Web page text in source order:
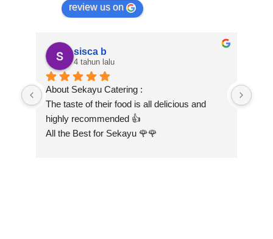
review us on
sisca b
4 tahun lalu
About Sekayu Catering :
The taste of their food is all delicious and
highly recommended 👍
All the Best for Sekayu 🌹🌹